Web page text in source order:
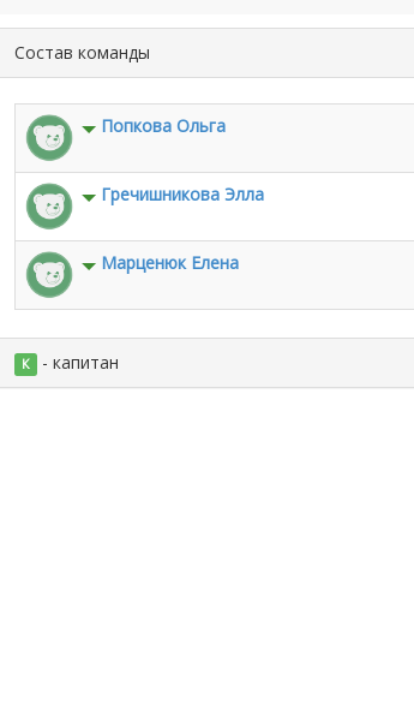
Состав команды
Попкова Ольга
Гречишникова Элла
Марценюк Елена
К - капитан